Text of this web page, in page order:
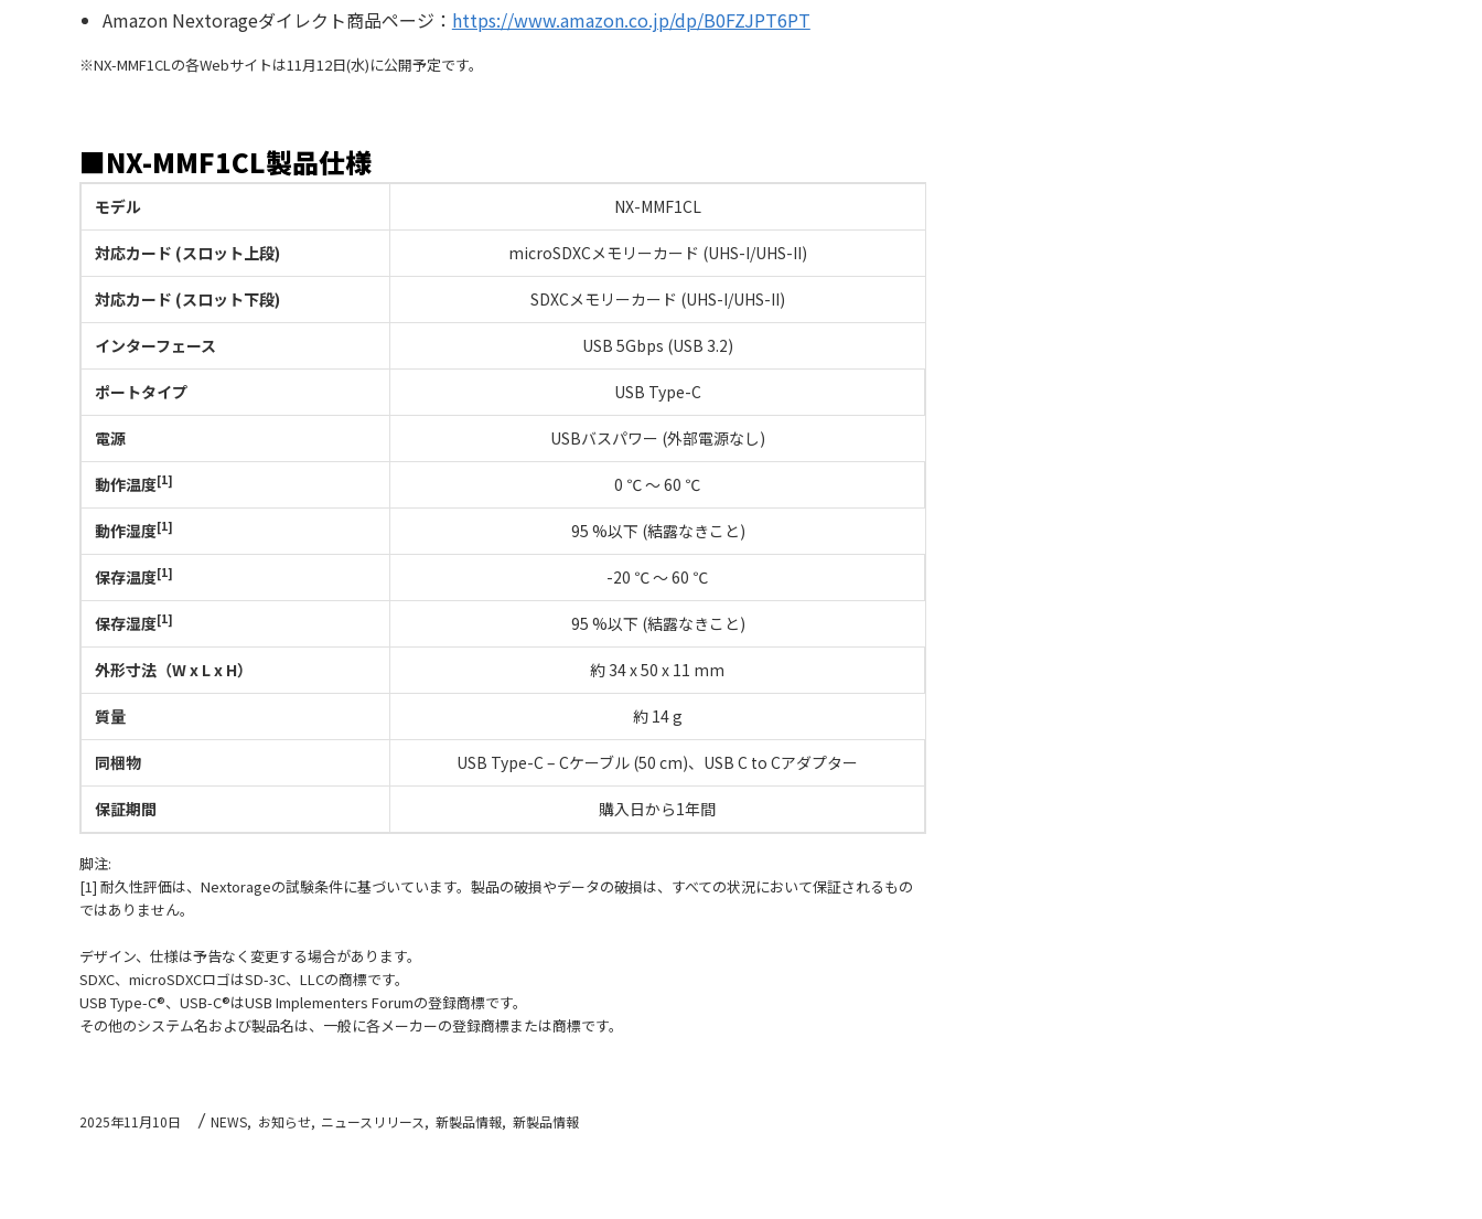
Amazon Nextorageダイレクト商品ページ： https://www.amazon.co.jp/dp/B0FZJPT6PT
※NX-MMF1CLの各Webサイトは11月12日(水)に公開予定です。
■NX-MMF1CL製品仕様
モデル NX-MMF1CL
対応カード (スロット上段) microSDXCメモリーカード (UHS-I/UHS-II)
対応カード (スロット下段) SDXCメモリーカード (UHS-I/UHS-II)
インターフェース USB 5Gbps (USB 3.2)
ポートタイプ USB Type-C
電源 USBバスパワー (外部電源なし)
動作温度[1] 0 ℃ ～ 60 ℃
動作湿度[1] 95 %以下 (結露なきこと)
保存温度[1] -20 ℃ ～ 60 ℃
保存湿度[1] 95 %以下 (結露なきこと)
外形寸法（W x L x H） 約 34 x 50 x 11 mm
質量 約 14 g
同梱物 USB Type-C – Cケーブル (50 cm)、USB C to Cアダプター
保証期間 購入日から1年間
脚注:
[1] 耐久性評価は、Nextorageの試験条件に基づいています。製品の破損やデータの破損は、すべての状況において保証されるもの
ではありません。
デザイン、仕様は予告なく変更する場合があります。
SDXC、microSDXCロゴはSD-3C、LLCの商標です。
USB Type-C®、USB-C®はUSB Implementers Forumの登録商標です。
その他のシステム名および製品名は、一般に各メーカーの登録商標または商標です。
2025年11月10日 NEWS, お知らせ, ニュースリリース, 新製品情報, 新製品情報